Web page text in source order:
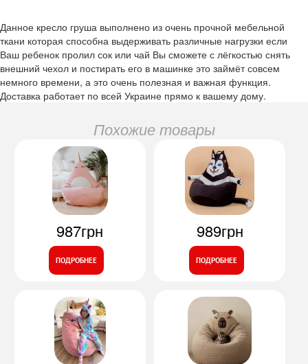
Данное кресло груша выполнено из очень прочной мебельной
ткани которая способна выдерживать различные нагрузки если
Ваш ребенок пролил сок или чай Вы сможете с лёгкостью снять
внешний чехол и постирать его в машинке это займёт совсем
немного времени, а это очень полезная и важная функция.
Доставка работает по всей Украине прямо к вашему дому.
Похожие товары
987грн
ПОДРОБНЕЕ
989грн
ПОДРОБНЕЕ